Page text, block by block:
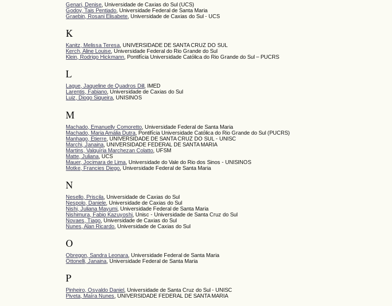
Genari, Denise , Universidade de Caxias do Sul (UCS)
Godoy, Tais Pentiado , Universidade Federal de Santa Maria
Graebin, Rosani Elisabete , Universidade de Caxias do Sul - UCS
K
Kanitz, Melissa Teresa , UNIVERSIDADE DE SANTA CRUZ DO SUL
Kerch, Aline Louise , Universidade Federal do Rio Grande do Sul
Klein, Rodrigo Hickmann , Pontifícia Universidade Católica do Rio Grande do Sul – PUCRS
L
Lague, Jaqueline de Quadros Dill , IMED
Larentis, Fabiano, Universidade de Caxias do Sul
Luiz, Diogo Siqueira, UNISINOS
M
Machado, Emanuelly Comoretto , Universidade Federal de Santa Maria
Machado, Maria Amália Dutra , Pontifícia Universidade Católica do Rio Grande do Sul (PUCRS)
Manhago, Etierre , UNIVERSIDADE DE SANTA CRUZ DO SUL - UNISC
Marchi, Janaina , UNIVERSIDADE FEDERAL DE SANTA MARIA
Martins, Valquíria Marchezan Colatto , UFSM
Matte, Juliana , UCS
Mauer, Jocimara de Lima , Universidade do Vale do Rio dos Sinos - UNISINOS
Motke, Francies Diego , Universidade Federal de Santa Maria
N
Nesello, Priscila , Universidade de Caxias do Sul
Nespolo, Daniele , Universidade de Caxias do Sul
Nishi, Juliana Mayumi , Universidade Federal de Santa Maria
Nishimura, Fabio Kazuyoshi , Unisc - Universidade de Santa Cruz do Sul
Novaes, Tiago , Universidade de Caxias do Sul
Nunes, Alan Ricardo , Universidade de Caxias do Sul
O
Obregon, Sandra Leonara , Universidade Federal de Santa Maria
Ottonelli, Janaina , Universidade Federal de Santa Maria
P
Pinheiro, Osvaldo Daniel , Universidade de Santa Cruz do Sul - UNISC
Piveta, Maíra Nunes , UNIVERSIDADE FEDERAL DE SANTA MARIA